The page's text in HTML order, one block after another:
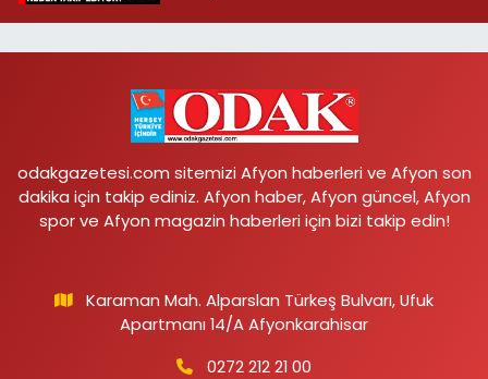
odakgazetesi.com sitemizi Afyon haberleri ve Afyon son
dakika için takip ediniz. Afyon haber, Afyon güncel, Afyon
spor ve Afyon magazin haberleri için bizi takip edin!
Karaman Mah. Alparslan Türkeş Bulvarı, Ufuk
Apartmanı 14/A Afyonkarahisar
0272 212 21 00